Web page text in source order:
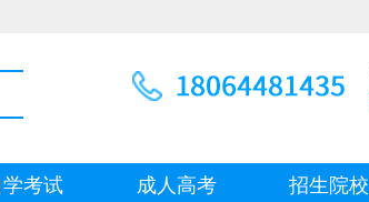
学考试 成人高考 招生院校